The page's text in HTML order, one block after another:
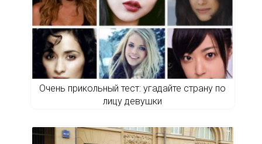
Очень прикольный тест: угадайте страну по
лицу девушки